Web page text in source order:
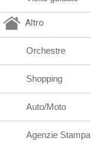
Altro
Orchestre
Shopping
Auto/Moto
Agenzie Stampa